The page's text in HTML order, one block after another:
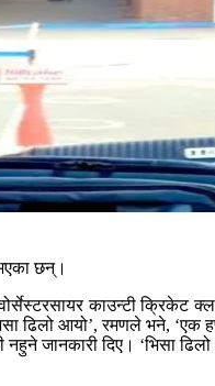
छन्।
काउन्टी क्रिकेट
ढिलो आयो’, रमणले भने,
जानकारी दिए। ‘भिसा